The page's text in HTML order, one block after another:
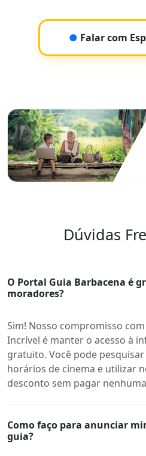
● Falar com
Dúvidas
O Portal Guia Barbacena é
moradores?
Sim! Nosso compromisso
Incrível é manter o acesso à
gratuito. Você pode
horários de cinema e utilizar
desconto sem pagar
Como faço para anunciar
guia?